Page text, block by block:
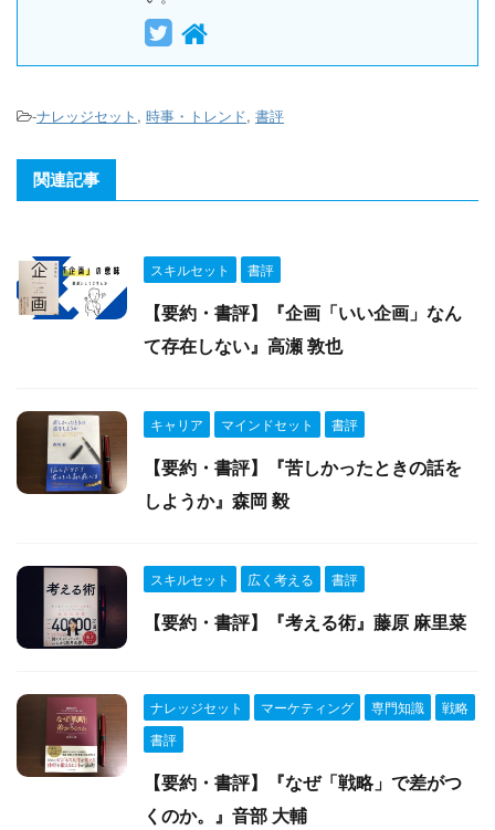
-ナレッジセット , 時事・トレンド, 書評
関連記事
スキルセット 書評
【要約・書評】『企画「いい企画」なん
て存在しない』高瀬 敦也
キャリア マインドセット 書評
【要約・書評】『苦しかったときの話を
しようか』森岡 毅
スキルセット 広く考える 書評
【要約・書評】『考える術』藤原 麻里菜
ナレッジセット マーケティング 専門知識
戦略
書評
【要約・書評】『なぜ「戦略」で差がつ
くのか。』音部 大輔